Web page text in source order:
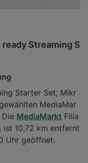
ready Streaming S
Starter Set; Mikr
MediaMar
MediaMarkt Filia
ist 10,72 km entfernt
Uhr geöffnet.